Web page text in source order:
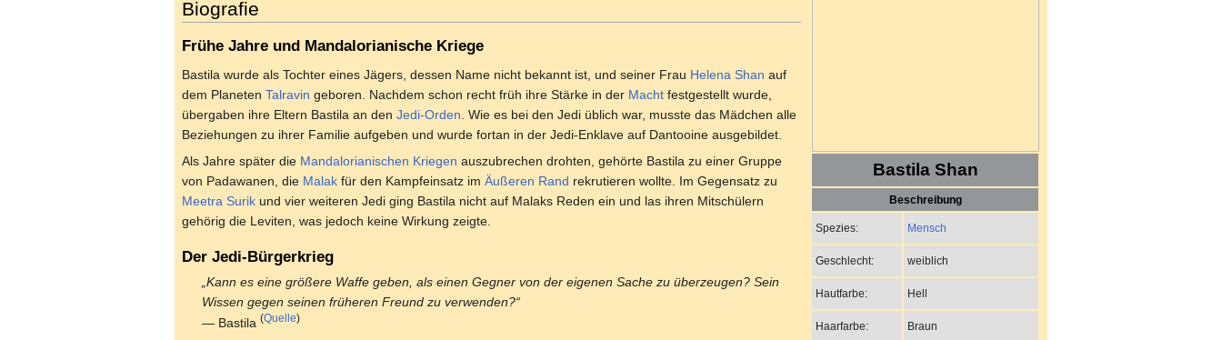
Bastila Shan
Beschreibung
Spezies: Mensch
Geschlecht: weiblich
Hautfarbe: Hell
Haarfarbe: Braun
Biografie
Frühe Jahre und Mandalorianische Kriege
Bastila wurde als Tochter eines Jägers, dessen Name nicht bekannt ist, und seiner Frau Helena Shan auf
dem Planeten Talravin geboren. Nachdem schon recht früh ihre Stärke in der Macht festgestellt wurde,
übergaben ihre Eltern Bastila an den Jedi-Orden. Wie es bei den Jedi üblich war, musste das Mädchen alle
Beziehungen zu ihrer Familie aufgeben und wurde fortan in der Jedi-Enklave auf Dantooine ausgebildet.
Als Jahre später die Mandalorianischen Kriegen auszubrechen drohten, gehörte Bastila zu einer Gruppe
von Padawanen, die Malak für den Kampfeinsatz im Äußeren Rand rekrutieren wollte. Im Gegensatz zu
Meetra Surik und vier weiteren Jedi ging Bastila nicht auf Malaks Reden ein und las ihren Mitschülern
gehörig die Leviten, was jedoch keine Wirkung zeigte.
Der Jedi-Bürgerkrieg
„Kann es eine größere Waffe geben, als einen Gegner von der eigenen Sache zu überzeugen? Sein
Wissen gegen seinen früheren Freund zu verwenden?“
— Bastila(Quelle)